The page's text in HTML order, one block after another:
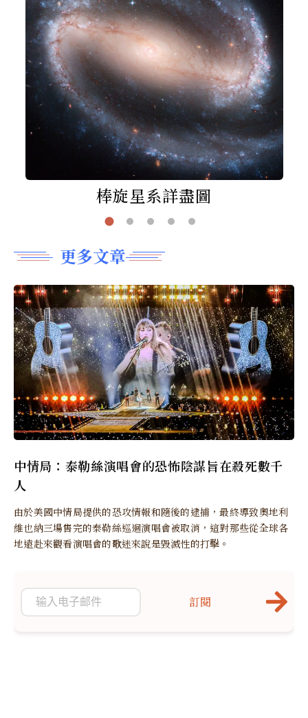
棒旋星系詳盡圖
更多文章
中情局：泰勒絲演唱會的恐怖陰謀旨在殺死數千
人
由於美國中情局提供的恐攻情報和隨後的逮捕，最終導致奧地利
維也納三場售完的泰勒絲巡迴演唱會被取消，這對那些從全球各
地遠赴來觀看演唱會的歌迷來說是毀滅性的打擊。
訂閱